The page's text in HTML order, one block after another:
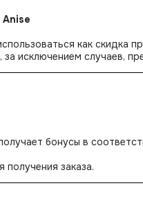
Anise
как скидка
, за исключением случаев,
бонусы в
заказа.